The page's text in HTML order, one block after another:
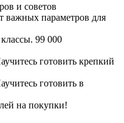
и советов
важных параметров для
99 000
готовить крепкий
готовить в
на покупки!